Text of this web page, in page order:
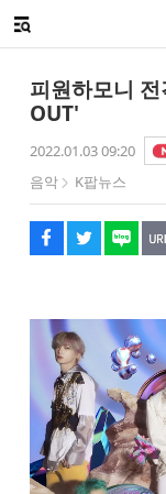
메뉴 열기
피원하모니
OUT'
2022.01.03 09:20
음악
K팝뉴스
페이스북
트위터
네이버
URL복사
글씨 작게보기
글씨 크게보기